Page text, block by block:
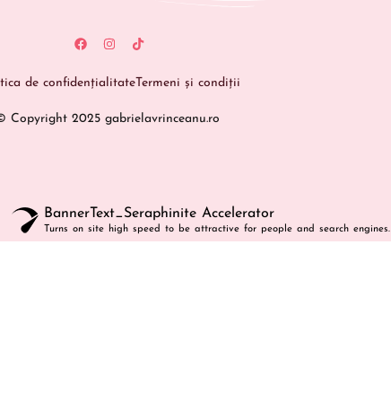
de confidențialitateTermeni și condiții
Copyright 2025 gabrielavrinceanu.ro
BannerText_Seraphinite Accelerator
Turns on site high speed to be attractive for people and search engines.